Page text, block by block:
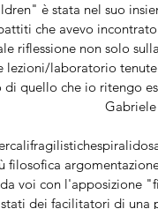
è stata nel suo
che avevo
riflessione non solo
laboratorio
quello che io ritengo
voi con l'apposizione
dei facilitatori di